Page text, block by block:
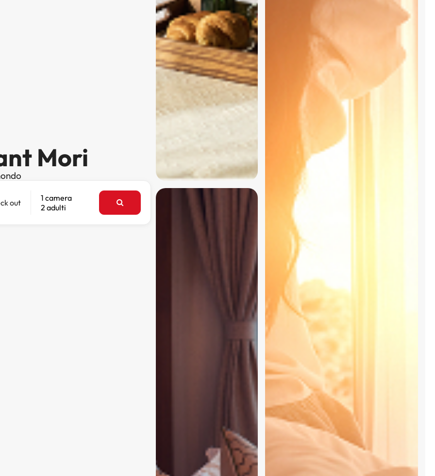
Mori
out
1 camera
2 adulti